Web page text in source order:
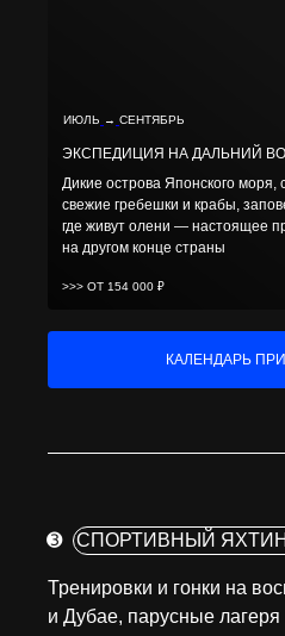
>>> ОТ 154 000 ₽
Дикие острова Японского моря,
свежие гребешки и крабы,
где живут олени — настоящее
на другом конце страны
ЭКСПЕДИЦИЯ НА ДАЛЬНИЙ
ИЮЛЬ → СЕНТЯБРЬ
КАЛЕНДАРЬ
➌ СПОРТИВНЫЙ
Тренировки и гонки на
и Дубае, парусные